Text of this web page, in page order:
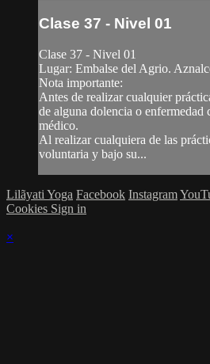
Clase 37 - Nivel 01
Clase 37 - Nivel 01
Lugar: Embalse del Agrio.
Nota importante:
Antes de realizar cualquier
de alguna dolencia o enfermedad
médico.
Al realizar cualquiera de las
voluntaria y bajo su...
Lilãyati Yoga Facebook Instagram
Cookies Sign in
×